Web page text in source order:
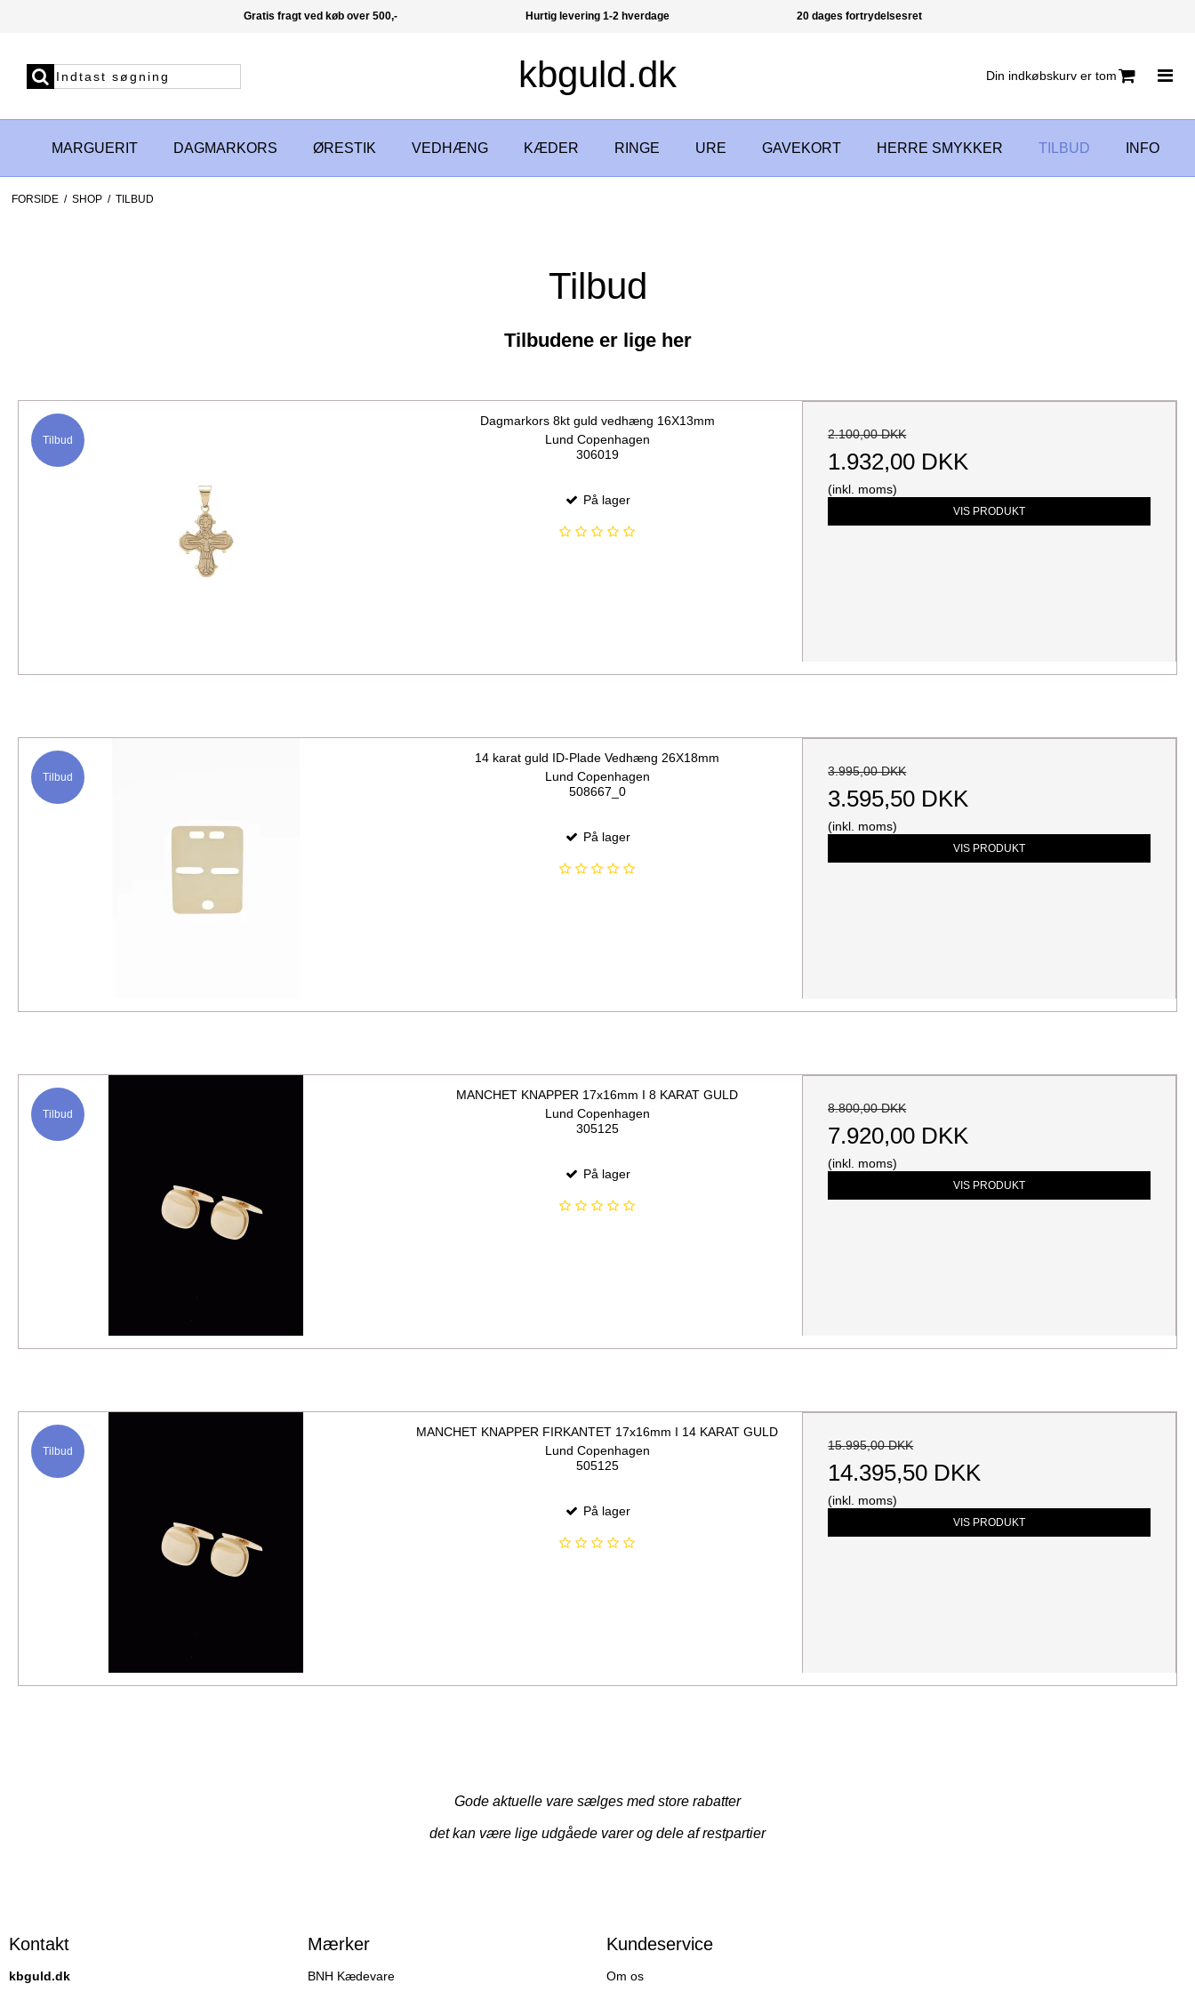
Gratis fragt ved køb over 500,- Hurtig levering 1-2 hverdage 20 dages fortrydelsesret
kbguld.dk Din indkøbskurv er tom
MARGUERIT DAGMARKORS ØRESTIK VEDHÆNG KÆDER RINGE URE GAVEKORT HERRE SMYKKER TILBUD INFO
FORSIDE / SHOP / TILBUD
Tilbud
Tilbudene er lige her
Tilbud
Dagmarkors 8kt guld vedhæng 16X13mm
Lund Copenhagen
306019
På lager
2.100,00 DKK
1.932,00 DKK
(inkl. moms)
VIS PRODUKT
Tilbud
14 karat guld ID-Plade Vedhæng 26X18mm
Lund Copenhagen
508667_0
På lager
3.995,00 DKK
3.595,50 DKK
(inkl. moms)
VIS PRODUKT
Tilbud
MANCHET KNAPPER 17x16mm I 8 KARAT GULD
Lund Copenhagen
305125
På lager
8.800,00 DKK
7.920,00 DKK
(inkl. moms)
VIS PRODUKT
Tilbud
MANCHET KNAPPER FIRKANTET 17x16mm I 14 KARAT GULD
Lund Copenhagen
505125
På lager
15.995,00 DKK
14.395,50 DKK
(inkl. moms)
VIS PRODUKT
Gode aktuelle vare sælges med store rabatter
det kan være lige udgåede varer og dele af restpartier
Kontakt
kbguld.dk
Mærker
BNH Kædevare
Kundeservice
Om os